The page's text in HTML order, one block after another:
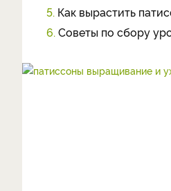
5. Как вырастить
6. Советы по сбору